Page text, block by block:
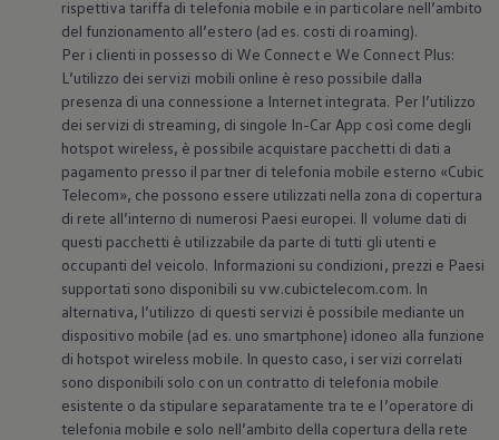
rispettiva tariffa di telefonia mobile e in particolare nell’ambito
del funzionamento all’estero (ad es. costi di roaming).
Per i clienti in possesso di We Connect e We Connect Plus:
L’utilizzo dei servizi mobili online è reso possibile dalla
presenza di una connessione a Internet integrata. Per l’utilizzo
dei servizi di streaming, di singole In-Car App così come degli
hotspot wireless, è possibile acquistare pacchetti di dati a
pagamento presso il partner di telefonia mobile esterno «Cubic
Telecom», che possono essere utilizzati nella zona di copertura
di rete all’interno di numerosi Paesi europei. Il volume dati di
questi pacchetti è utilizzabile da parte di tutti gli utenti e
occupanti del veicolo. Informazioni su condizioni, prezzi e Paesi
supportati sono disponibili su vw.cubictelecom.com. In
alternativa, l’utilizzo di questi servizi è possibile mediante un
dispositivo mobile (ad es. uno smartphone) idoneo alla funzione
di hotspot wireless mobile. In questo caso, i servizi correlati
sono disponibili solo con un contratto di telefonia mobile
esistente o da stipulare separatamente tra te e l’operatore di
telefonia mobile e solo nell’ambito della copertura della rete